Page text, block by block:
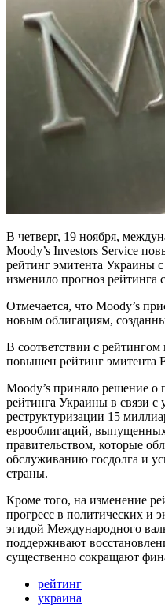
В четверг, 19 ноября,
Moody’s Investors Service
рейтинг эмитента Украины
изменило прогноз рейтинга
Отмечается, что Moody’s
новым облигациям,
В соответствии с рейтингом
повышен рейтинг эмитента
Moody’s приняло решение
рейтинга Украины в связи с
реструктуризации 15
еврооблигаций,
правительством, которые
обслуживанию госдолга и
страны.
Кроме того, на изменение
прогресс в политических и
эгидой Международного
поддерживают
существенно сокращают
рейтинг
украина